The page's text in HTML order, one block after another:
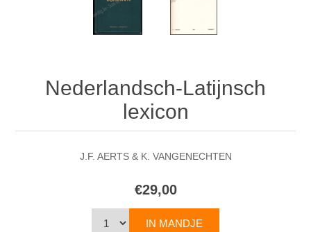
Nederlandsch-Latijnsch
lexicon
J.F. AERTS & K. VANGENECHTEN
€29,00